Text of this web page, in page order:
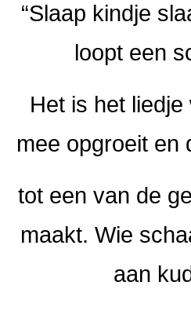
“Slaap kindje
loopt een
Het is het
mee opgroeit en
tot een van de
maakt. Wie
aan